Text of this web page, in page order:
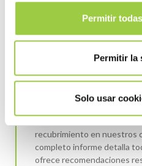
Permitir
Permitir la
Solo usar
Limpieza y
recubrimiento
recubrimiento en nuestros
completo informe detalla
ofrece recomendaciones